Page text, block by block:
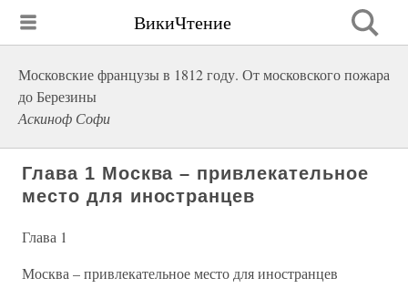
ВикиЧтение
Московские французы в 1812 году. От московского пожара
до Березины
Аскиноф Софи
Глава 1 Москва – привлекательное
место для иностранцев
Глава 1
Москва – привлекательное место для иностранцев